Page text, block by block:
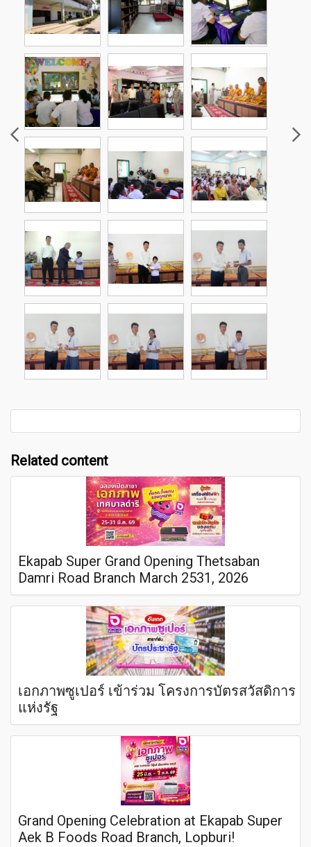
Related content
Ekapab Super Grand Opening Thetsaban
Damri Road Branch March 2531, 2026
เอกภาพซูเปอร์ เข้าร่วม โครงการบัตรสวัสดิการ
แห่งรัฐ
Grand Opening Celebration at Ekapab Super
Aek B Foods Road Branch, Lopburi!